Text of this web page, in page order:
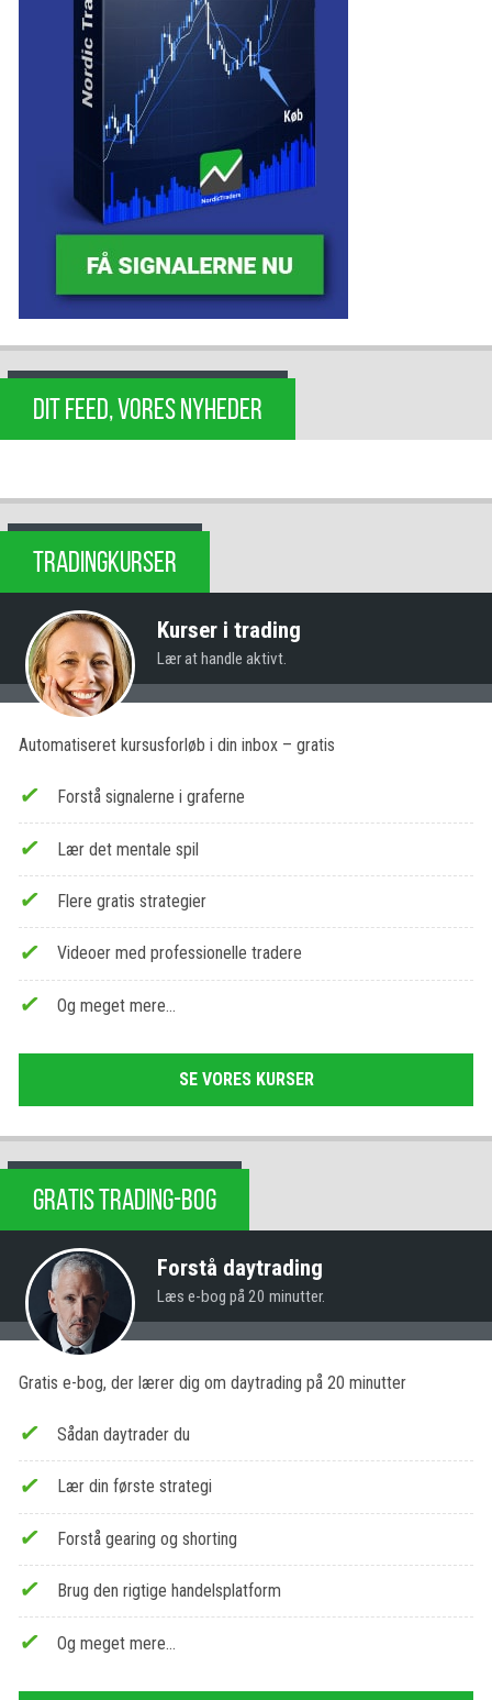
DIT FEED, VORES NYHEDER
TRADINGKURSER
Kurser i trading
Lær at handle aktivt.
Automatiseret kursusforløb i din inbox – gratis
Forstå signalerne i graferne
Lær det mentale spil
Flere gratis strategier
Videoer med professionelle tradere
Og meget mere…
SE VORES KURSER
GRATIS TRADING-BOG
Forstå daytrading
Læs e-bog på 20 minutter.
Gratis e-bog, der lærer dig om daytrading på 20 minutter
Sådan daytrader du
Lær din første strategi
Forstå gearing og shorting
Brug den rigtige handelsplatform
Og meget mere…